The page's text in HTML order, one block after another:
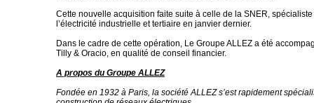
Cette nouvelle acquisition faite suite à celle de la SNER,
l’électricité industrielle et tertiaire en janvier dernier.
Dans le cadre de cette opération, Le Groupe ALLEZ a été
Tilly & Oracio, en qualité de conseil financier.
A propos du Groupe ALLEZ
Fondée en 1932 à Paris, la société ALLEZ s’est rapidement